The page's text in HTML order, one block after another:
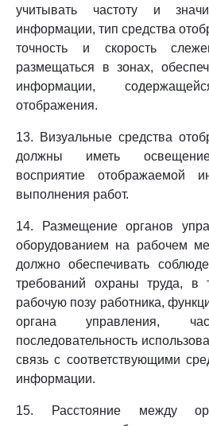
учитывать частоту и
информации, тип средства
точность и скорость
размещаться в зонах,
информации,
отображения.
13. Визуальные средства
должны иметь
восприятие отображаемой
выполнения работ.
14. Размещение органов
оборудованием на рабочем
должно обеспечивать
требований охраны труда, в
рабочую позу работника,
органа управления,
последовательность
связь с соответствующими
информации.
15. Расстояние между